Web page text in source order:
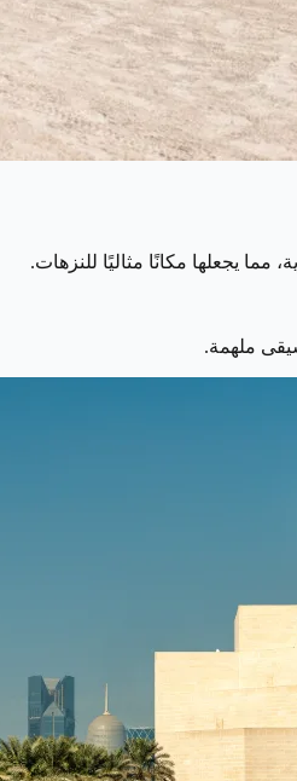
مما يجعلها مكانًا مثاليًا للنزهات.
ملهمة.